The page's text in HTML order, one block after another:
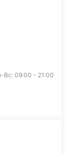
Вс: 09:00 - 21:00